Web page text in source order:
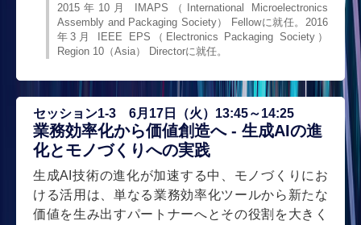
2015年10月 IMAPS（International Microelectronics
Assembly and Packaging Society） Fellowに就任。2016
年3月 IEEE EPS（Electronics Packaging Society）
Region 10（Asia） Directorに就任。
セッション1-3 6月17日（火）13:45～14:25
業務効率化から価値創造へ - 生成AIの進
化とモノづくりへの実践
生成AI技術の進化が加速する中、モノづくりにお
ける活用は、単なる業務効率化ツールから新たな
価値を生み出すパートナーへとその役割を大きく